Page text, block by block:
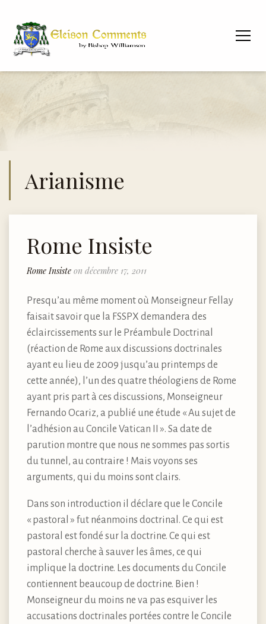
Arianisme
Rome Insiste
Rome Insiste on décembre 17, 2011
Presqu’au même moment où Monseigneur Fellay
faisait savoir que la FSSPX demandera des
éclaircissements sur le Préambule Doctrinal
(réaction de Rome aux discussions doctrinales
ayant eu lieu de 2009 jusqu’au printemps de
cette année), l’un des quatre théologiens de Rome
ayant pris part à ces discussions, Monseigneur
Fernando Ocariz, a publié une étude « Au sujet de
l’adhésion au Concile Vatican II ». Sa date de
parution montre que nous ne sommes pas sortis
du tunnel, au contraire ! Mais voyons ses
arguments, qui du moins sont clairs.
Dans son introduction il déclare que le Concile
« pastoral » fut néanmoins doctrinal. Ce qui est
pastoral est fondé sur la doctrine. Ce qui est
pastoral cherche à sauver les âmes, ce qui
implique la doctrine. Les documents du Concile
contiennent beaucoup de doctrine. Bien !
Monseigneur du moins ne va pas esquiver les
accusations doctrinales portées contre le Concile